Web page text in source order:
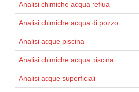
Analisi chimiche acqua reflua
Analisi chimiche acqua di pozzo
Analisi acque piscina
Analisi chimiche acqua piscina
Analisi acque superficiali